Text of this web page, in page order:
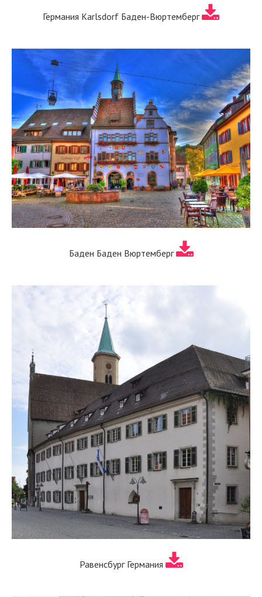
Германия Karlsdorf Баден-Вюртемберг
Баден Баден Вюртемберг
Равенсбург Германия